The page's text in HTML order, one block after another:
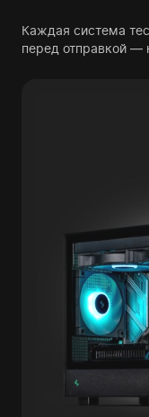
Каждая система
перед отправкой —